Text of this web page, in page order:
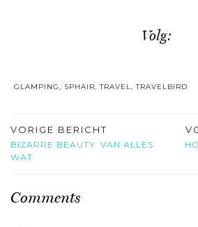
Volg:
GLAMPING, SPHAIR,TRAVEL,TRAVELBIRD
VORIGE BERICHT
BIZARRE BEAUTY: VAN ALLES
WAT
Comments